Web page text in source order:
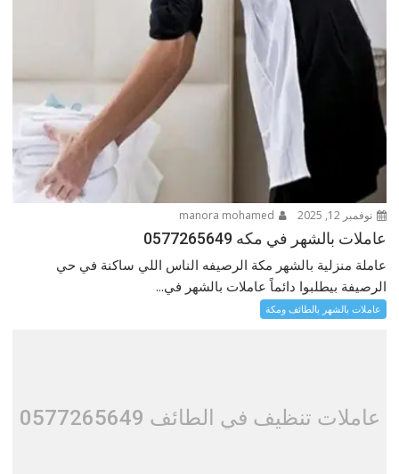
نوفمبر 12, 2025
عاملات بالشهر في مكه 0577265649
عاملة منزلية بالشهر مكة الرصيفه الناس اللي ساكنة في حي
الرصيفة بيطلبوا دائماً عاملات بالشهر في...
عاملات بالشهر بالطائف ومكة
عاملات تنظيف في الطائف 0577265649